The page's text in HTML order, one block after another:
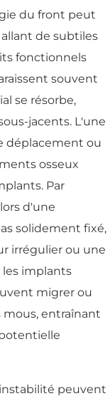
du front peut
de subtiles
fonctionnels
souvent
se résorbe,
jacents. L'une
déplacement ou
osseux
Par
d'une
solidement fixé,
irrégulier ou une
implants
migrer ou
mous, entraînant
peuvent